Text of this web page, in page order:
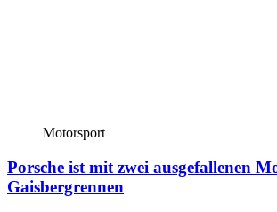
Motorsport
Porsche ist mit zwei ausgefallenen
Gaisbergrennen